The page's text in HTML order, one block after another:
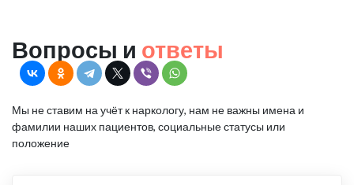
Вопросы и ответы
Мы не ставим на учёт к наркологу, нам не важны имена и
фамилии наших пациентов, социальные статусы или
положение